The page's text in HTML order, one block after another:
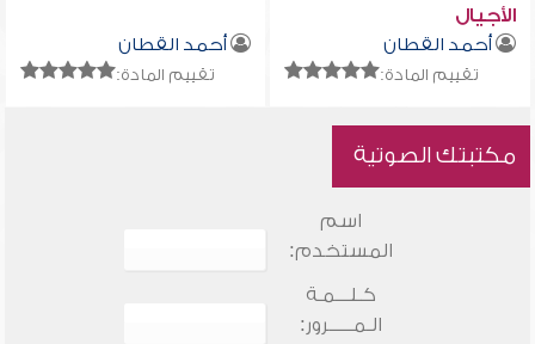
الأجيال
أحمد القطان
تقييم المادة:
أحمد القطان
تقييم المادة:
مكتبتك الصوتية
اسم
المستخدم:
كـلـــمـة
الـمـــــرور: